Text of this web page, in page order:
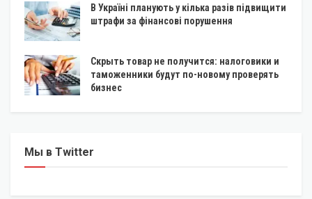
В Україні планують у кілька разів підвищити
штрафи за фінансові порушення
Скрыть товар не получится: налоговики и
таможенники будут по-новому проверять
бизнес
Мы в Twitter